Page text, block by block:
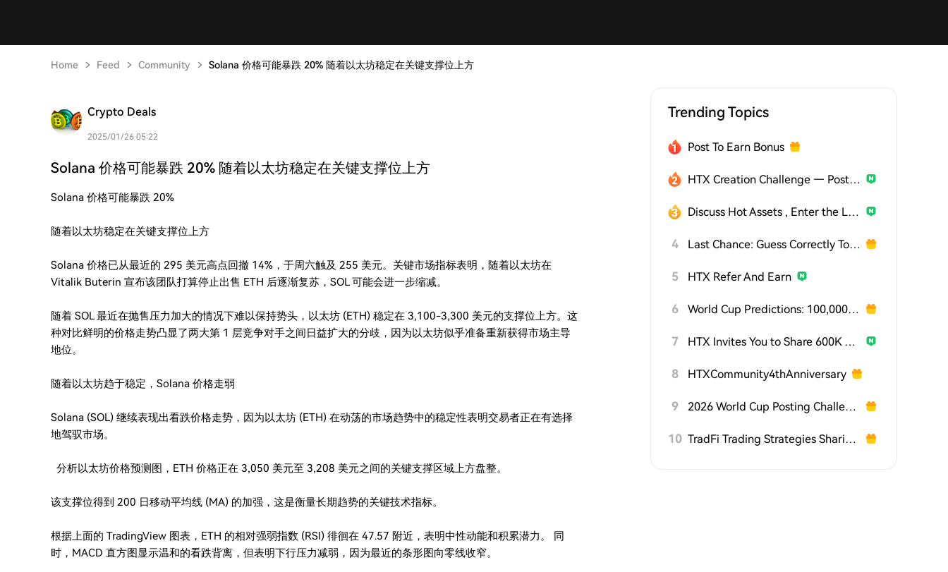
Home Feed Community Solana 价格可能暴跌 20% 随着以太坊稳定在关键支撑位上方
Crypto Deals
2025/01/26 05:22
Solana 价格可能暴跌 20% 随着以太坊稳定在关键支撑位上方
Solana 价格可能暴跌 20%
随着以太坊稳定在关键支撑位上方
Solana 价格已从最近的 295 美元高点回撤 14%，于周六触及 255 美元。关键市场指标表明，随着以太坊在
Vitalik Buterin 宣布该团队打算停止出售 ETH 后逐渐复苏，SOL 可能会进一步缩减。
随着 SOL 最近在抛售压力加大的情况下难以保持势头，以太坊 (ETH) 稳定在 3,100-3,300 美元的支撑位上方。这
种对比鲜明的价格走势凸显了两大第 1 层竞争对手之间日益扩大的分歧，因为以太坊似乎准备重新获得市场主导
地位。
随着以太坊趋于稳定，Solana 价格走弱
Solana (SOL) 继续表现出看跌价格走势，因为以太坊 (ETH) 在动荡的市场趋势中的稳定性表明交易者正在有选择
地驾驭市场。
分析以太坊价格预测图，ETH 价格正在 3,050 美元至 3,208 美元之间的关键支撑区域上方盘整。
该支撑位得到 200 日移动平均线 (MA) 的加强，这是衡量长期趋势的关键技术指标。
根据上面的 TradingView 图表，ETH 的相对强弱指数 (RSI) 徘徊在 47.57 附近，表明中性动能和积累潜力。 同
时，MACD 直方图显示温和的看跌背离，但表明下行压力减弱，因为最近的条形图向零线收窄。
Trending Topics
Post To Earn Bonus
HTX Creation Challenge — Post and Win 1,500U
Discuss Hot Assets , Enter the Lucky Draw
4 Last Chance: Guess Correctly Today and Win More
5 HTX Refer And Earn
6 World Cup Predictions: 100,000 USDT Daily
7 HTX Invites You to Share 600K USDT in Gift Packs
8 HTXCommunity4thAnniversary
9 2026 World Cup Posting Challenge on HTX Square
10 TradFi Trading Strategies Sharing Challenge